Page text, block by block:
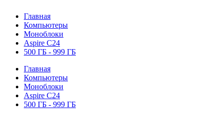
Главная
Компьютеры
Моноблоки
Aspire C24
500 ГБ - 999 ГБ
Главная
Компьютеры
Моноблоки
Aspire C24
500 ГБ - 999 ГБ